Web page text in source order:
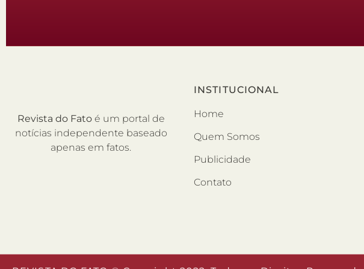
Revista do Fato é um portal de
notícias independente baseado
apenas em fatos.
INSTITUCIONAL
Home
Quem Somos
Publicidade
Contato